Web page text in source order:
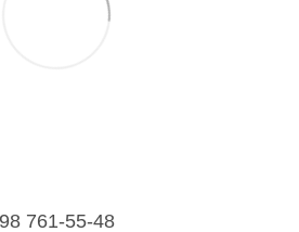
761-55-48